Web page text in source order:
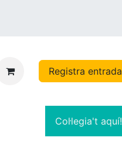
Registra entrada
Col·legia't aquí!